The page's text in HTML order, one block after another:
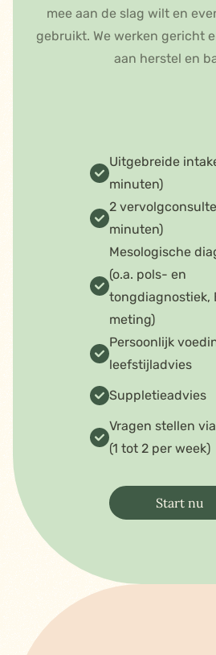
mee aan de slag wilt en
gebruikt. We werken gericht
aan herstel en
Uitgebreide
minuten)
2
minuten)
Mesologische
(o.a. pols- en
tongdiagnostiek,
meting)
Persoonlijk
leefstijladvies
Suppletieadvies
Vragen stellen
(1 tot 2 per week)
Start nu